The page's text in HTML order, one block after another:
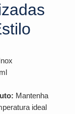
Mantenha
ideal